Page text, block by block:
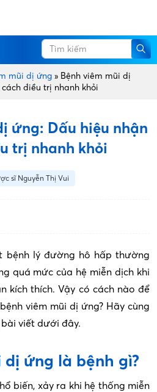
mũi dị ứng » Bệnh viêm mũi dị
điều trị nhanh khỏi
ứng: Dấu hiệu nhận
trị nhanh khỏi
sĩ Nguyễn Thị Vui
bệnh lý đường hô hấp thường
quá mức của hệ miễn dịch khi
kích thích. Vậy có cách nào để
viêm mũi dị ứng? Hãy cùng
viết dưới đây.
dị ứng là bệnh gì?
biến, xảy ra khi hệ thống miễn